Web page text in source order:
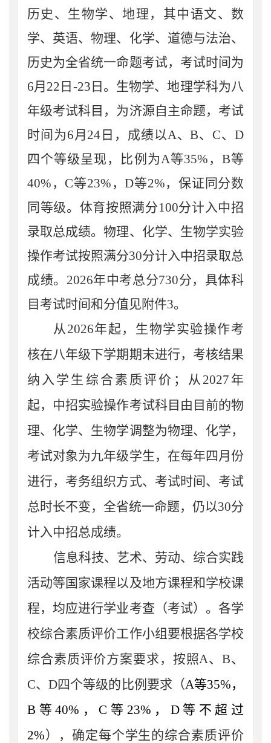
历史 、生物学、地理，其中 语文、数
学、英语、物理、化学、道德与法治、
历史为全省统一命题考试， 考试时间为
6月 22 日 -23 日 。 生物学、地理学科为八
年级考试科目 ，为济源自主命题，考试
时间为6月 24 日，成绩以A、B、 C、D
四个等级呈现，比例为A等35% ， B等
40% ， C等23% ，D等2%，保证同分数
同等级。体育按照满分100分计入中招
录取总成绩。物理、化学、生物学实验
操作考试按照满分30分计入中招录取总
成绩。 2026年中考总分730分，具体科
目考试时间和分值见附件3。
从2026年起，生物学实验操作考
核在八年级下学期期末进行，考核结果
纳入学生综合素质评价；从 2027 年
起，中招实验操作考试科目由目前的物
理、化学、生物学调整为物理、化学，
考试对象为九年级学生，在每年四月份
进行，考务组织方式、考试时间、考试
总时长不变，全省统一命题，仍以30分
计入中招总成绩。
信息科技、 艺术、 劳动、综合实践
活动等国家课程以及地方课程和学校课
程， 均应进行学业考查 （考试）。各学
校综合素质评价工作小组 要根据各学校
综合素质评价方案要求 ，按照A、B、
C、D四个等级的比例要求（A等35%，
B 等40% ，C 等 23% ， D等 不超过
2%），确定每个学生的综合素质评价